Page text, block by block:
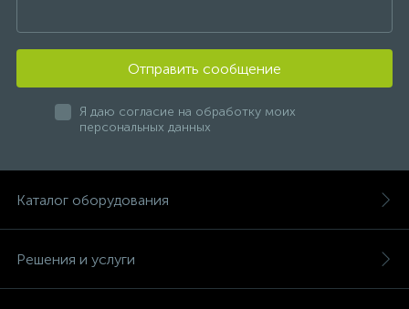
забывать или экономить на этих элементах не стоит!
Отправить сообщение
Я даю согласие на обработку моих
персональных данных
Каталог оборудования
Решения и услуги